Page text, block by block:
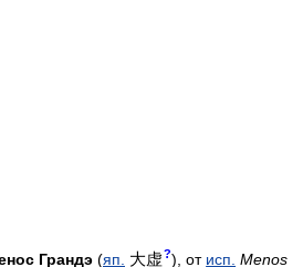
Грандэ (яп. 大虚?), от исп. Menos